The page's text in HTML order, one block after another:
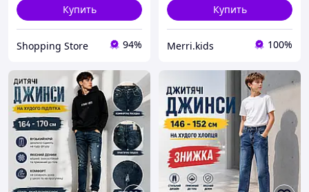
Купить
Shopping Store 94%
Купить
Merri.kids 100%